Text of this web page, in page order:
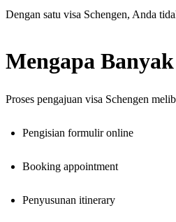
Dengan satu visa Schengen, Anda
Mengapa
Proses pengajuan visa Schengen
Pengisian formulir online
Booking appointment
Penyusunan itinerary